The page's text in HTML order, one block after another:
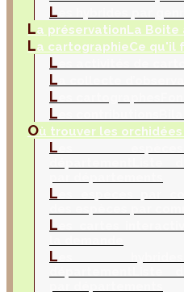
L
La préservationLa Boite
La cartographieCe qu'il
L
L
L
L
Où trouver les orchidées
L
L
L
L